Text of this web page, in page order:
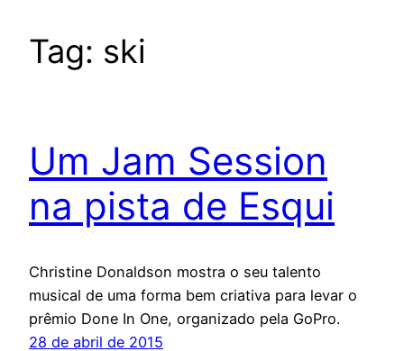
Tag: ski
Um Jam Session
na pista de Esqui
Christine Donaldson mostra o seu talento
musical de uma forma bem criativa para levar o
prêmio Done In One, organizado pela GoPro.
28 de abril de 2015